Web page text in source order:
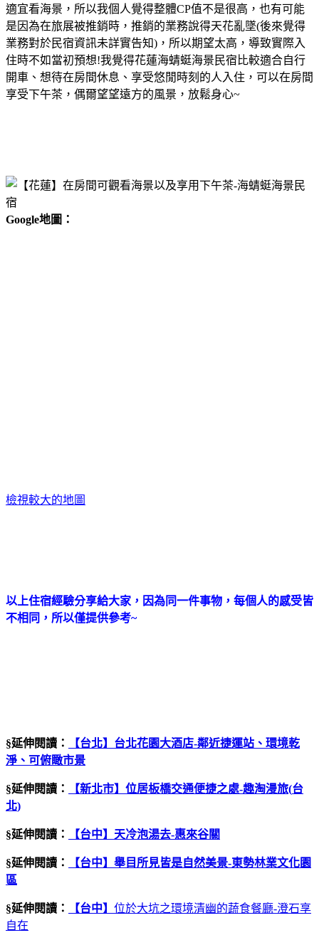
適宜看海景，所以我個人覺得整體CP值不是很高，也有可能
是因為在旅展被推銷時，推銷的業務說得天花亂墜(後來覺得
業務對於民宿資訊未詳實告知)，所以期望太高，導致實際入
住時不如當初預想!我覺得花蓮海蜻蜓海景民宿比較適合自行
開車、想待在房間休息、享受悠閒時刻的人入住，可以在房間
享受下午茶，偶爾望望遠方的風景，放鬆身心~
Google地圖：
檢視較大的地圖
以上住宿經驗分享給大家，因為同一件事物，每個人的感受皆
不相同，所以僅提供參考~
§延伸閱讀： 【台北】台北花園大酒店-鄰近捷運站、環境乾
淨、可俯瞰市景
§延伸閱讀： 【新北市】位居板橋交通便捷之處-趣淘漫旅(台
北)
§延伸閱讀： 【台中】天冷泡湯去-惠來谷關
§延伸閱讀： 【台中】舉目所見皆是自然美景-東勢林業文化園
區
§延伸閱讀： 【台中】 位於大坑之環境清幽的蔬食餐廳-澄石享
自在